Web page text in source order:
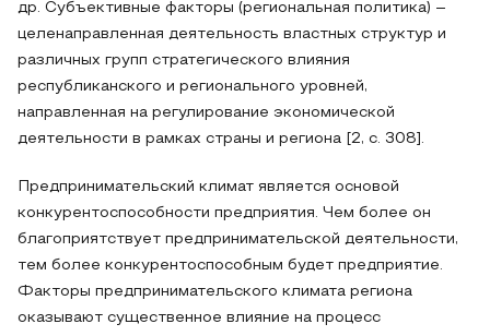
др. Субъективные факторы (региональная политика) –
целенаправленная деятельность властных структур и
различных групп стратегического влияния
республиканского и регионального уровней,
направленная на регулирование экономической
деятельности в рамках страны и региона [2, с. 308].
Предпринимательский климат является основой
конкурентоспособности предприятия. Чем более он
благоприятствует предпринимательской деятельности,
тем более конкурентоспособным будет предприятие.
Факторы предпринимательского климата региона
оказывают существенное влияние на процесс